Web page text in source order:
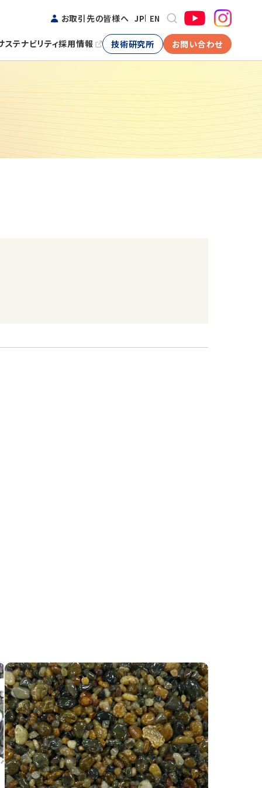
お取引先の皆様へ JP EN
ステナビリティ採用情報 技術研究所 お問い合わせ